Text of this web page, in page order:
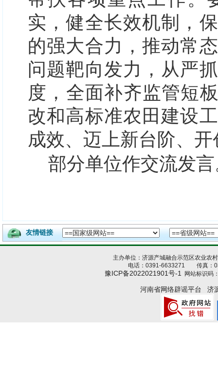
实，健全长效机制，
的强大合力，推动常
问题靶向发力，从严
度，全面补齐监管短
改和高标准农田建设
成效、迈上新台阶、
部分单位作交流发
友情链接
主办单位：济源产城融合示范区农业
电话：0391-6633271 传真：
豫ICP备2022021901号-1 网站标识码
河南省网络辟谣平台 济